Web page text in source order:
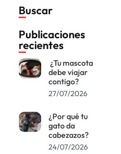
Buscar
Publicaciones
recientes
¿Tu mascota
debe viajar
contigo?
27/07/2026
¿Por qué tu
gato da
cabezazos?
24/07/2026